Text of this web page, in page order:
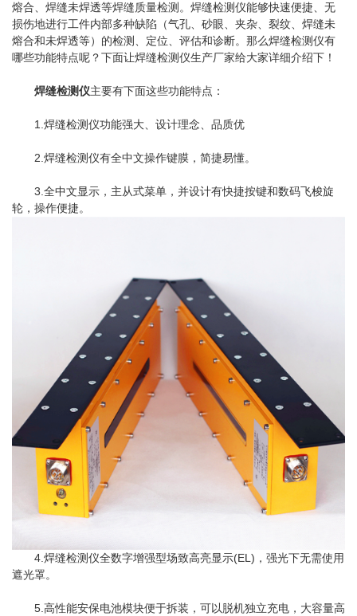
熔合、焊缝未焊透等焊缝质量检测。焊缝检测仪能够快速便捷、无
损伤地进行工件内部多种缺陷（气孔、砂眼、夹杂、裂纹、焊缝未
熔合和未焊透等）的检测、定位、评估和诊断。那么焊缝检测仪有
哪些功能特点呢？下面让焊缝检测仪生产厂家给大家详细介绍下！
焊缝检测仪主要有下面这些功能特点：
1.焊缝检测仪功能强大、设计理念、品质优
2.焊缝检测仪有全中文操作键膜，简捷易懂。
3.全中文显示，主从式菜单，并设计有快捷按键和数码飞梭旋
轮，操作便捷。
4.焊缝检测仪全数字增强型场致高亮显示(EL)，强光下无需使用
遮光罩。
5.高性能安保电池模块便于拆装，可以脱机独立充电，大容量高